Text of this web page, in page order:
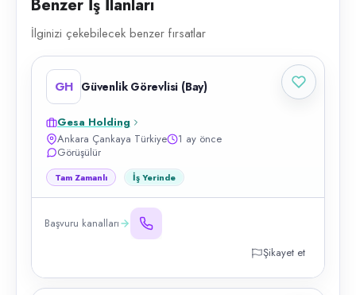
Benzer İş İlanları
İlginizi çekebilecek benzer fırsatlar
GH Güvenlik Görevlisi (Bay)
Gesa Holding
Ankara Çankaya Türkiye
1 ay önce
Görüşülür
Tam Zamanlı İş Yerinde
Başvuru kanalları
Şikayet et